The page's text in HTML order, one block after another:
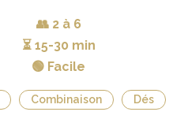
👥 2 à 6
⏳ 15-30 min
🟢 Facile
Combinaison Dés